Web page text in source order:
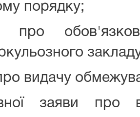
порядку;
видачу
заяви про